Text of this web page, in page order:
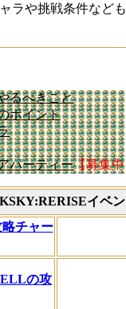
ラや挑戦条件など
るべきこと
ポイント
パーティー【募集
イベン
略チャー
の攻